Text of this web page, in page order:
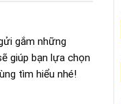
gắm những
giúp bạn lựa chọn
tìm hiểu nhé!